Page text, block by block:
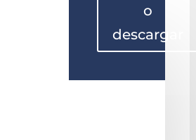
o
descargar